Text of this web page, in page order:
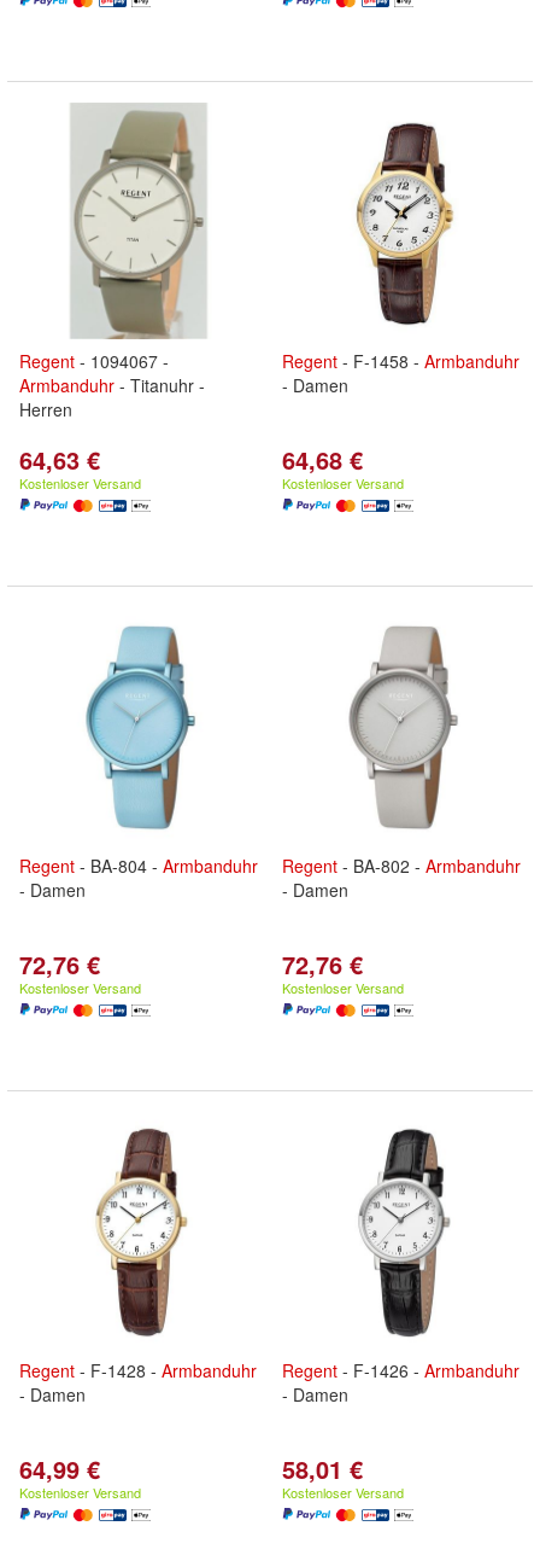
Regent - 1094067 -
Armbanduhr - Titanuhr -
Herren
64,63 €
Kostenloser Versand
Regent - F-1458 - Armbanduhr
- Damen
64,68 €
Kostenloser Versand
Regent - BA-804 - Armbanduhr
- Damen
72,76 €
Kostenloser Versand
Regent - BA-802 - Armbanduhr
- Damen
72,76 €
Kostenloser Versand
Regent - F-1428 - Armbanduhr
- Damen
64,99 €
Kostenloser Versand
Regent - F-1426 - Armbanduhr
- Damen
58,01 €
Kostenloser Versand